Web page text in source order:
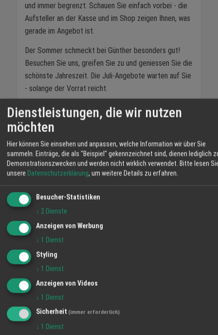
und immer begrenzt. Schauen Sie einfach vorbei - die
Aufsteller an der Kasse und im Shop zeigen Ihnen, was
gerade im Angebot ist.
Der Sommer schmeckt bei Günther besonders gut!
Besuchen Sie uns, greifen Sie zu und geniessen Sie die
schönste Jahreszeit. Die Juli-Angebote warten auf Sie
- solange der Vorrat reicht.
Günther Energie+Service - Frisch sortiert, frisch
geniessen!
Kurz zusammengefasste FAQ
Vom 1. bis 31. Juli 2026, solange der Vorrat
reicht und in haushaltsüblichen Mengen.
Welche Produkte sind im Juli im Angebot?
Paulaner (2 für 2,50 €), Havana Club (2 für 6,50
€), Pringles (2 für 6,50 €) und Evian 0,5 l (2 für
1,90 €).
Gibt es die Aktionen auch in den
Dienstleistungen, die wir nutzen
möchten
Hier können Sie einsehen und anpassen, welche Information wir über Sie
sammeln. Einträge, die als "Beispiel" gekennzeichnet sind, dienen lediglich
Demonstrationszwecken und werden nicht wirklich verwendet. Bitte lesen
unsere Datenschutzerklärung, um weitere Details zu erfahren.
Besucher-Statistiken
↓ 2 Dienste
Anzeigen von Werbung
↓ 1 Dienst
Styling
↓ 1 Dienst
Anzeigen von Videos
↓ 1 Dienst
Sicherheit (immer erforderlich)
↓ 1 Dienst